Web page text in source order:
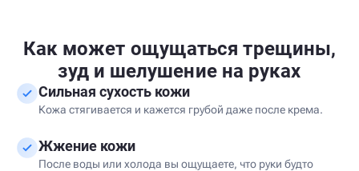
Как может ощущаться трещины,
зуд и шелушение на руках
Сильная сухость кожи
Кожа стягивается и кажется грубой даже после крема.
Жжение кожи
После воды или холода вы ощущаете, что руки будто